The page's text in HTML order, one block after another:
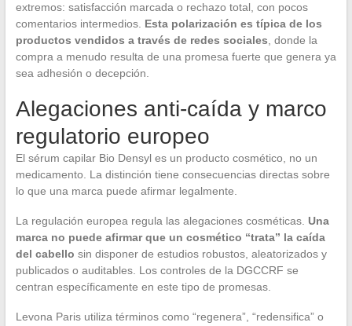
extremos: satisfacción marcada o rechazo total, con pocos
comentarios intermedios. Esta polarización es típica de los
productos vendidos a través de redes sociales, donde la
compra a menudo resulta de una promesa fuerte que genera ya
sea adhesión o decepción.
Alegaciones anti-caída y marco
regulatorio europeo
El sérum capilar Bio Densyl es un producto cosmético, no un
medicamento. La distinción tiene consecuencias directas sobre
lo que una marca puede afirmar legalmente.
La regulación europea regula las alegaciones cosméticas. Una
marca no puede afirmar que un cosmético “trata” la caída
del cabello sin disponer de estudios robustos, aleatorizados y
publicados o auditables. Los controles de la DGCCRF se
centran específicamente en este tipo de promesas.
Levona Paris utiliza términos como “regenera”, “redensifica” o